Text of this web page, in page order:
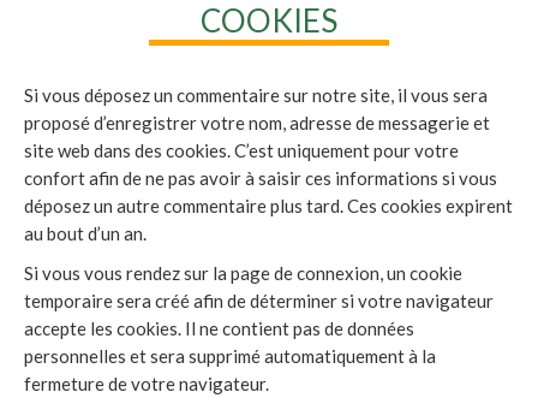
COOKIES
Si vous déposez un commentaire sur notre site, il vous sera
proposé d’enregistrer votre nom, adresse de messagerie et
site web dans des cookies. C’est uniquement pour votre
confort afin de ne pas avoir à saisir ces informations si vous
déposez un autre commentaire plus tard. Ces cookies expirent
au bout d’un an.
Si vous vous rendez sur la page de connexion, un cookie
temporaire sera créé afin de déterminer si votre navigateur
accepte les cookies. Il ne contient pas de données
personnelles et sera supprimé automatiquement à la
fermeture de votre navigateur.